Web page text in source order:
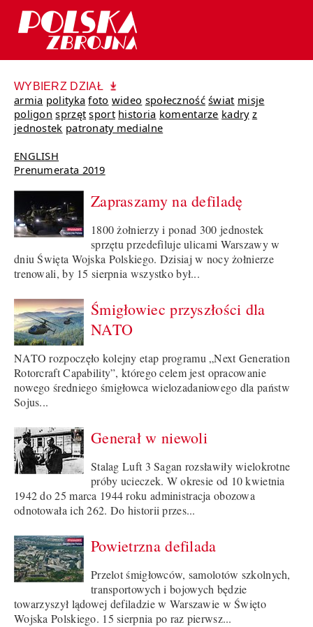
WYBIERZ DZIAŁ
armia polityka foto wideo społeczność świat misje
poligon sprzęt sport historia komentarze kadry z
jednostek patronaty medialne
ENGLISH
Prenumerata 2019
Zapraszamy na defiladę
1800 żołnierzy i ponad 300 jednostek
sprzętu przedefiluje ulicami Warszawy w
dniu Święta Wojska Polskiego. Dzisiaj w nocy żołnierze
trenowali, by 15 sierpnia wszystko był...
Śmigłowiec przyszłości dla
NATO
NATO rozpoczęło kolejny etap programu „Next Generation
Rotorcraft Capability”, którego celem jest opracowanie
nowego średniego śmigłowca wielozadaniowego dla państw
Sojus...
Generał w niewoli
Stalag Luft 3 Sagan rozsławiły wielokrotne
próby ucieczek. W okresie od 10 kwietnia
1942 do 25 marca 1944 roku administracja obozowa
odnotowała ich 262. Do historii przes...
Powietrzna defilada
Przelot śmigłowców, samolotów szkolnych,
transportowych i bojowych będzie
towarzyszył lądowej defiladzie w Warszawie w Święto
Wojska Polskiego. 15 sierpnia po raz pierwsz...